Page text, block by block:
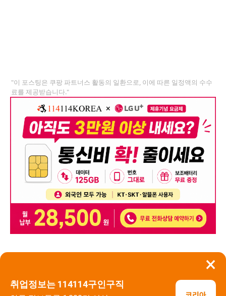
×
취업정보는 114114구인구직
"이 포스팅은 쿠팡 파트너스 활동의 일환으로, 이에 따른 일정액의 수수
료를 제공받습니다."